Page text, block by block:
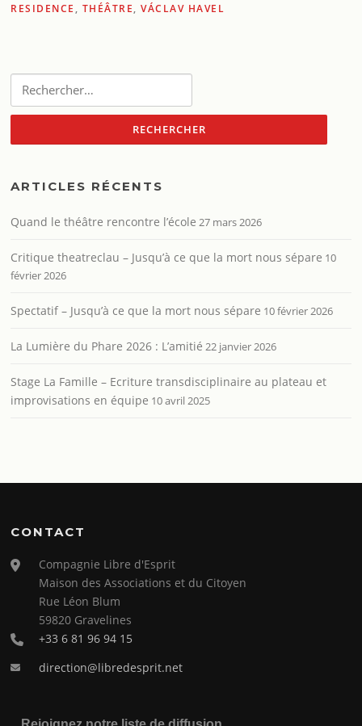
RESIDENCE , THÉÂTRE,VÁCLAV HAVEL
ARTICLES RÉCENTS
Quand le théâtre rencontre l’école 27 mars 2026
Critique theatreclau – Jusqu’à ce que la mort nous sépare 10
février 2026
Spectatif – Jusqu’à ce que la mort nous sépare 10 février 2026
La Lumière du Phare 2026 : L’amitié 22 janvier 2026
Stage La Famille – Ecriture transdisciplinaire au plateau et
improvisations en équipe 10 avril 2025
CONTACT
Compagnie Libre d'Esprit
Maison des Associations et du Citoyen
Rue Léon Blum
59820 Gravelines
+33 6 81 96 94 15
direction@libredesprit.net